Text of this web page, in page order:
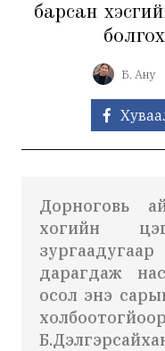
барсан
Б. Ану
Дорноговь
хогийн
дарагдаж
осол энэ